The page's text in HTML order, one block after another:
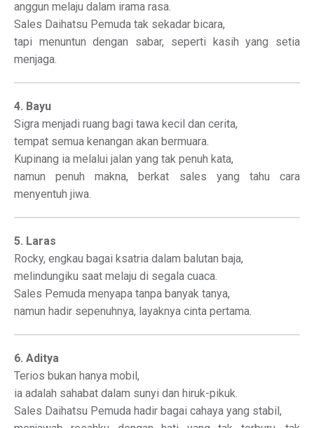
anggun melaju dalam irama rasa.
Sales Daihatsu Pemuda tak sekadar bicara,
tapi menuntun dengan sabar, seperti kasih yang setia
menjaga.
4. Bayu
Sigra menjadi ruang bagi tawa kecil dan cerita,
tempat semua kenangan akan bermuara.
Kupinang ia melalui jalan yang tak penuh kata,
namun penuh makna, berkat sales yang tahu cara
menyentuh jiwa.
5. Laras
Rocky, engkau bagai ksatria dalam balutan baja,
melindungiku saat melaju di segala cuaca.
Sales Pemuda menyapa tanpa banyak tanya,
namun hadir sepenuhnya, layaknya cinta pertama.
6. Aditya
Terios bukan hanya mobil,
ia adalah sahabat dalam sunyi dan hiruk-pikuk.
Sales Daihatsu Pemuda hadir bagai cahaya yang stabil,